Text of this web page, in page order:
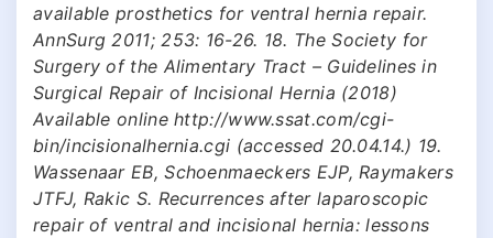
available prosthetics for ventral hernia repair.
AnnSurg 2011; 253: 16-26. 18. The Society for
Surgery of the Alimentary Tract – Guidelines in
Surgical Repair of Incisional Hernia (2018)
Available online http://www.ssat.com/cgi-
bin/incisionalhernia.cgi (accessed 20.04.14.) 19.
Wassenaar EB, Schoenmaeckers EJP, Raymakers
JTFJ, Rakic S. Recurrences after laparoscopic
repair of ventral and incisional hernia: lessons